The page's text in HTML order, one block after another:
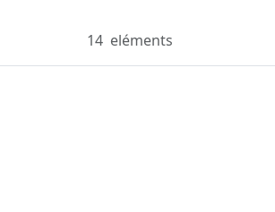
14 eléments